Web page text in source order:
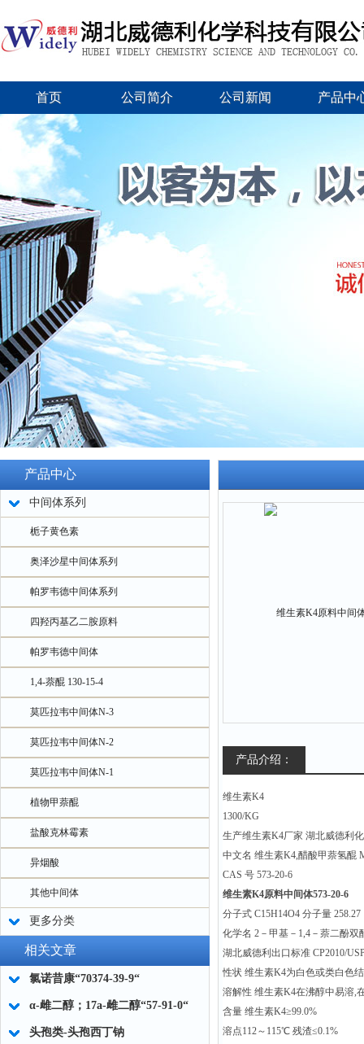
首页 公司简介 公司新闻 产品中
产品中心
中间体系列
栀子黄色素
奥泽沙星中间体系列
帕罗韦德中间体系列
四羟丙基乙二胺原料
帕罗韦德中间体
1,4-萘醌 130-15-4
莫匹拉韦中间体N-3
莫匹拉韦中间体N-2
莫匹拉韦中间体N-1
植物甲萘醌
盐酸克林霉素
异烟酸
其他中间体
更多分类
相关文章
氯诺昔康“70374-39-9“
α-雌二醇；17a-雌二醇“57-91-0“
头孢类-头孢西丁钠
产品介绍：
维生素K4
1300/KG
生产维生素K4厂家 湖北威德利
中文名 维生素K4,醋酸甲萘氢醌
CAS 号 573-20-6
维生素K4原料中间体573-20-6
分子式 C15H14O4 分子量 258.27
化学名 2－甲基－1,4－萘二酚双
湖北威德利出口标准 CP2010/
性状 维生素K4为白色或类白色
溶解性 维生素K4在沸醇中易溶,
含量 维生素K4≥99.0%
溶点112～115℃ 残渣≤0.1%